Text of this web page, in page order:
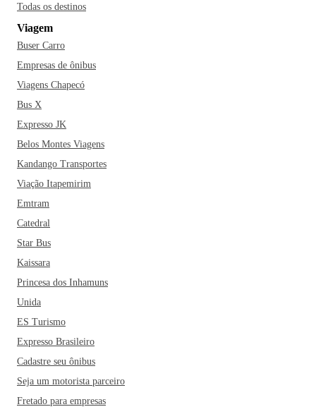
Todas os destinos
Viagem
Buser Carro
Empresas de ônibus
Viagens Chapecó
Bus X
Expresso JK
Belos Montes Viagens
Kandango Transportes
Viação Itapemirim
Emtram
Catedral
Star Bus
Kaissara
Princesa dos Inhamuns
Unida
ES Turismo
Expresso Brasileiro
Cadastre seu ônibus
Seja um motorista parceiro
Fretado para empresas